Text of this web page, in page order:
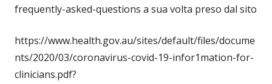
frequently-asked-questions a sua volta preso dal sito
https://www.health.gov.au/sites/default/files/docume
nts/2020/03/coronavirus-covid-19-infor1mation-for-
clinicians.pdf?